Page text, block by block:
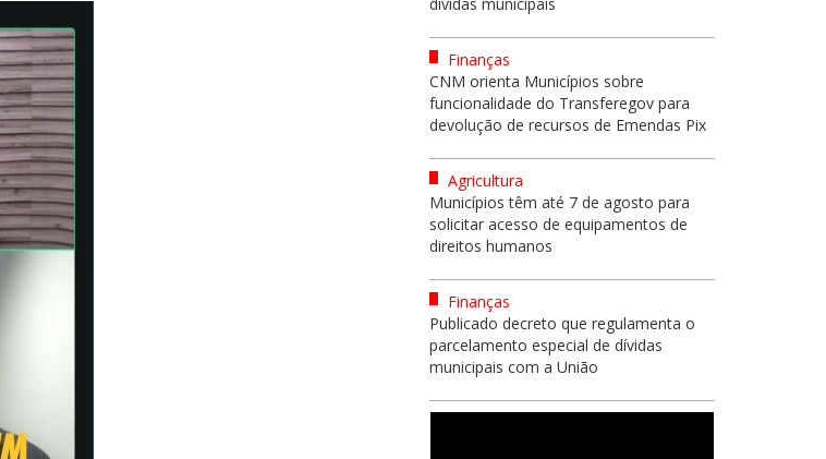
Finanças
CNM orienta Municípios sobre
funcionalidade do Transferegov para
devolução de recursos de Emendas Pix
Agricultura
Municípios têm até 7 de agosto para
solicitar acesso de equipamentos de
direitos humanos
Finanças
Publicado decreto que regulamenta o
parcelamento especial de dívidas
municipais com a União